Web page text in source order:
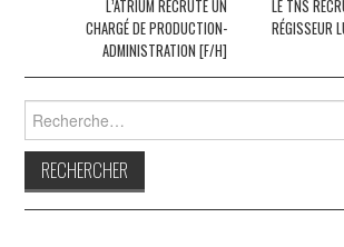
articles
L’ATRIUM RECRUTE UN
CHARGÉ DE PRODUCTION-
ADMINISTRATION [F/H]
LE TNS
RÉGISSEUR